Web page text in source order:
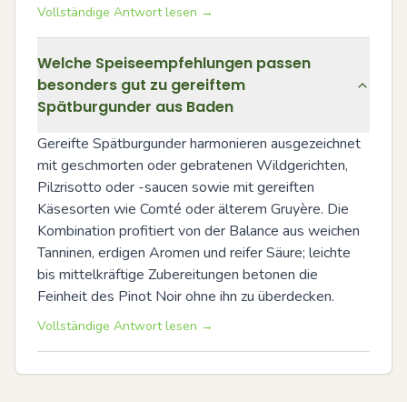
Vollständige Antwort lesen →
Welche Speiseempfehlungen passen
besonders gut zu gereiftem
Spätburgunder aus Baden
Gereifte Spätburgunder harmonieren ausgezeichnet
mit geschmorten oder gebratenen Wildgerichten,
Pilzrisotto oder -saucen sowie mit gereiften
Käsesorten wie Comté oder älterem Gruyère. Die
Kombination profitiert von der Balance aus weichen
Tanninen, erdigen Aromen und reifer Säure; leichte
bis mittelkräftige Zubereitungen betonen die
Feinheit des Pinot Noir ohne ihn zu überdecken.
Vollständige Antwort lesen →